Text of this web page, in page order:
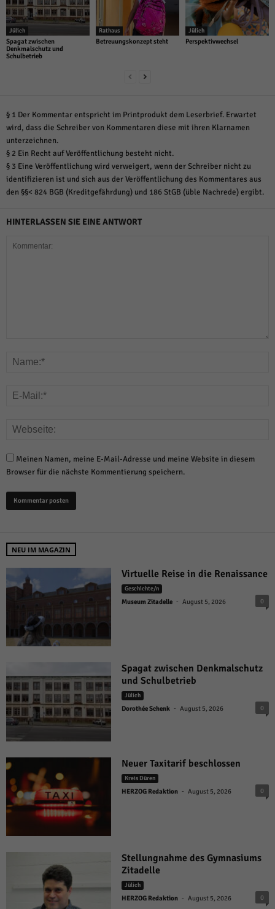
Jülich
Spagat zwischen
Denkmalschutz und
Schulbetrieb
Rathaus
Betreuungskonzept steht
Jülich
Perspektivwechsel
§ 1 Der Kommentar entspricht im Printprodukt dem Leserbrief. Erwartet
wird, dass die Schreiber von Kommentaren diese mit ihren Klarnamen
unterzeichnen.
§ 2 Ein Recht auf Veröffentlichung besteht nicht.
§ 3 Eine Veröffentlichung wird verweigert, wenn der Schreiber nicht zu
identifizieren ist und sich aus der Veröffentlichung des Kommentares aus
den §§< 824 BGB (Kreditgefährdung) und 186 StGB (üble Nachrede) ergibt.
HINTERLASSEN SIE EINE ANTWORT
Meinen Namen, meine E-Mail-Adresse und meine Website in diesem
Browser für die nächste Kommentierung speichern.
NEU IM MAGAZIN
Virtuelle Reise in die Renaissance
Geschichte/n
Museum Zitadelle - August 5, 2026 0
Spagat zwischen Denkmalschutz
und Schulbetrieb
Jülich
Dorothée Schenk - August 5, 2026 0
Neuer Taxitarif beschlossen
Kreis Düren
HERZOG Redaktion - August 5, 2026 0
Stellungnahme des Gymnasiums
Zitadelle
Jülich
HERZOG Redaktion - August 5, 2026 0